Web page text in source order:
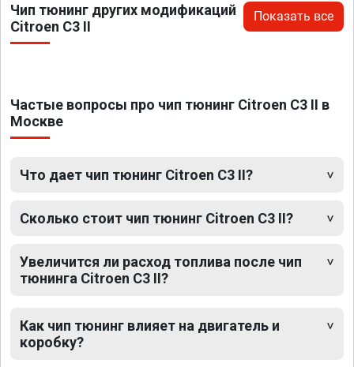
Чип тюнинг других модификаций
Citroen C3 II
Показать все
Частые вопросы про чип тюнинг Citroen C3 II в
Москве
Что дает чип тюнинг Citroen C3 II?
Сколько стоит чип тюнинг Citroen C3 II?
Увеличится ли расход топлива после чип
тюнинга Citroen C3 II?
Как чип тюнинг влияет на двигатель и
коробку?